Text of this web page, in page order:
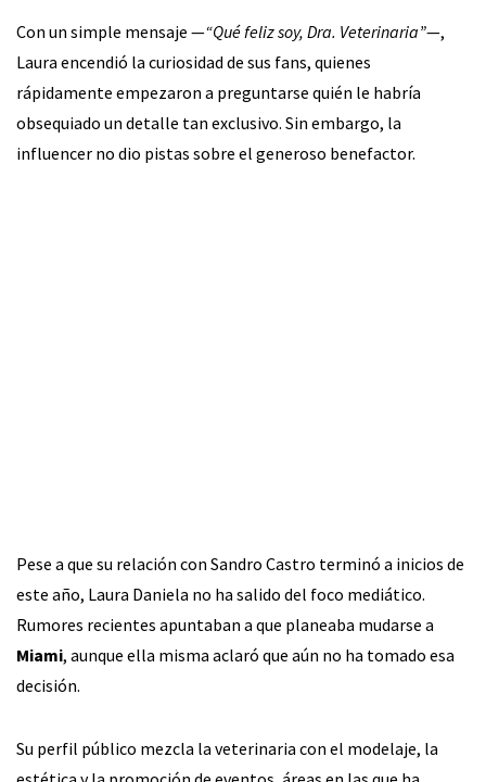
Con un simple mensaje —“Qué feliz soy, Dra. Veterinaria”—,
Laura encendió la curiosidad de sus fans, quienes
rápidamente empezaron a preguntarse quién le habría
obsequiado un detalle tan exclusivo. Sin embargo, la
influencer no dio pistas sobre el generoso benefactor.
Pese a que su relación con Sandro Castro terminó a inicios de
este año, Laura Daniela no ha salido del foco mediático.
Rumores recientes apuntaban a que planeaba mudarse a
Miami, aunque ella misma aclaró que aún no ha tomado esa
decisión.
Su perfil público mezcla la veterinaria con el modelaje, la